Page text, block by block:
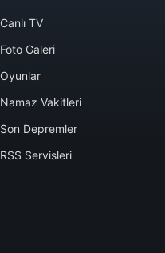
Canlı TV
Foto Galeri
Oyunlar
Namaz Vakitleri
Son Depremler
RSS Servisleri